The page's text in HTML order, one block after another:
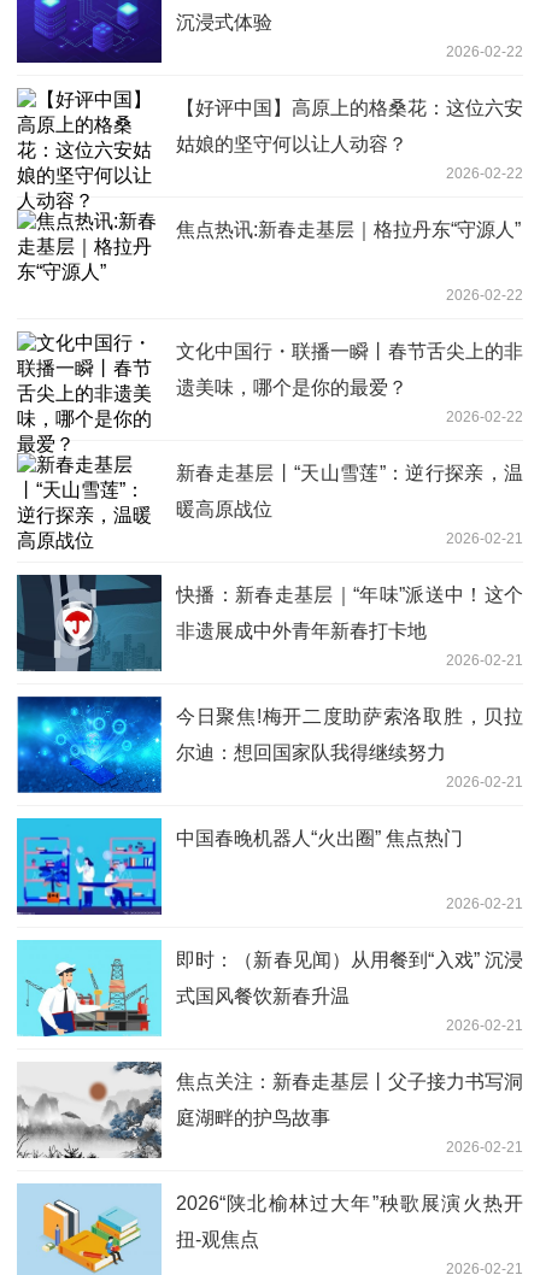
沉浸式体验
2026-02-22
【好评中国】高原上的格桑花：这位六安
姑娘的坚守何以让人动容？
2026-02-22
焦点热讯:新春走基层｜格拉丹东“守源人”
2026-02-22
文化中国行・联播一瞬丨春节舌尖上的非
遗美味，哪个是你的最爱？
2026-02-22
新春走基层丨“天山雪莲”：逆行探亲，温
暖高原战位
2026-02-21
快播：新春走基层｜“年味”派送中！这个
非遗展成中外青年新春打卡地
2026-02-21
今日聚焦!梅开二度助萨索洛取胜，贝拉
尔迪：想回国家队我得继续努力
2026-02-21
中国春晚机器人“火出圈” 焦点热门
2026-02-21
即时：（新春见闻）从用餐到“入戏” 沉浸
式国风餐饮新春升温
2026-02-21
焦点关注：新春走基层丨父子接力书写洞
庭湖畔的护鸟故事
2026-02-21
2026“陕北榆林过大年”秧歌展演火热开
扭-观焦点
2026-02-21